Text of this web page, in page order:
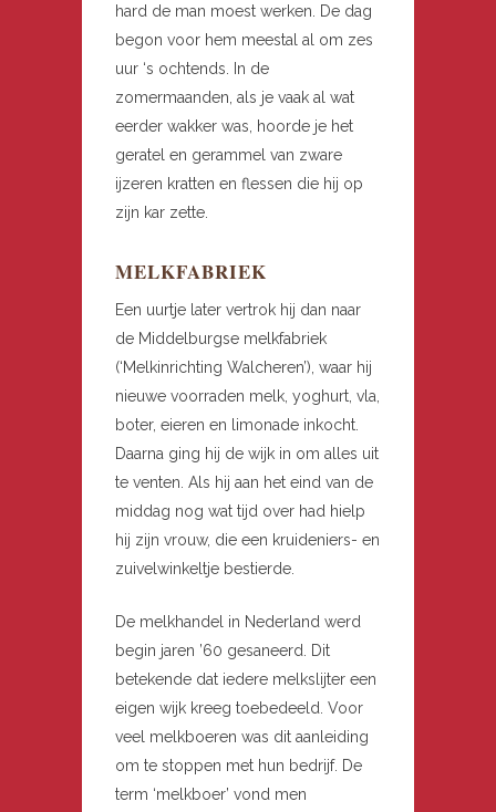
hard de man moest werken. De dag
begon voor hem meestal al om zes
uur ‘s ochtends. In de
zomermaanden, als je vaak al wat
eerder wakker was, hoorde je het
geratel en gerammel van zware
ijzeren kratten en flessen die hij op
zijn kar zette.
MELKFABRIEK
Een uurtje later vertrok hij dan naar
de Middelburgse melkfabriek
(‘Melkinrichting Walcheren’), waar hij
nieuwe voorraden melk, yoghurt, vla,
boter, eieren en limonade inkocht.
Daarna ging hij de wijk in om alles uit
te venten. Als hij aan het eind van de
middag nog wat tijd over had hielp
hij zijn vrouw, die een kruideniers- en
zuivelwinkeltje bestierde.
De melkhandel in Nederland werd
begin jaren ’60 gesaneerd. Dit
betekende dat iedere melkslijter een
eigen wijk kreeg toebedeeld. Voor
veel melkboeren was dit aanleiding
om te stoppen met hun bedrijf. De
term ‘melkboer’ vond men